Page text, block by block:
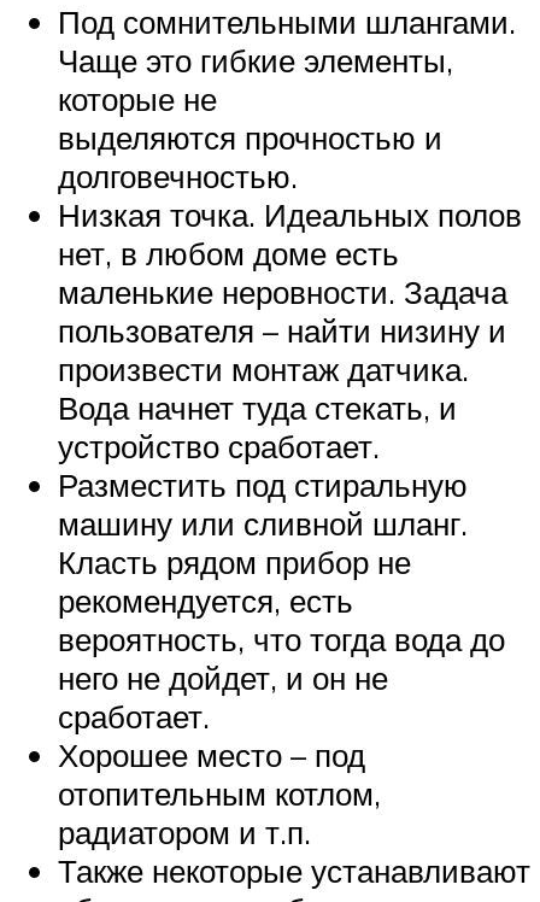
Под сомнительными шлангами.
Чаще это гибкие элементы,
которые не
выделяются прочностью и
долговечностью.
Низкая точка. Идеальных полов
нет, в любом доме есть
маленькие неровности. Задача
пользователя – найти низину и
произвести монтаж датчика.
Вода начнет туда стекать, и
устройство сработает.
Разместить под стиральную
машину или сливной шланг.
Класть рядом прибор не
рекомендуется, есть
вероятность, что тогда вода до
него не дойдет, и он не
сработает.
Хорошее место – под
отопительным котлом,
радиатором и т.п.
Также некоторые устанавливают